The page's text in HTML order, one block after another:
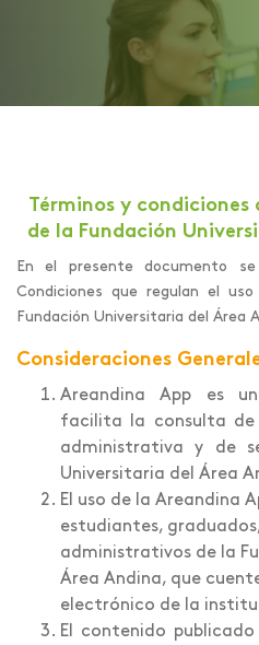
Términos y
de la Fundación
En el presente documento
Condiciones que regulan el
Fundación Universitaria del Área
Consideraciones
Areandina App es
facilita la consulta de
administrativa y de
Universitaria del Área
El uso de la Areandina
estudiantes,
administrativos de la
Área Andina, que
electrónico de la
El contenido